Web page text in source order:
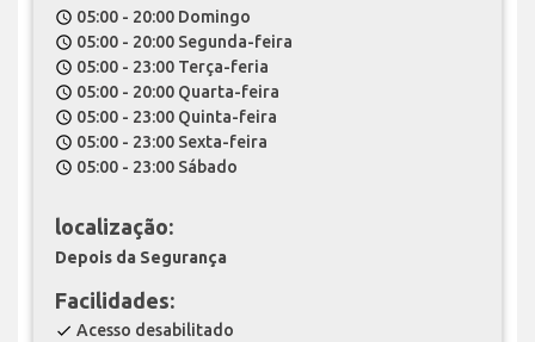
schedule 05:00 - 20:00 Domingo
schedule 05:00 - 20:00 Segunda-feira
schedule 05:00 - 23:00 Terça-feria
schedule 05:00 - 20:00 Quarta-feira
schedule 05:00 - 23:00 Quinta-feira
schedule 05:00 - 23:00 Sexta-feira
schedule 05:00 - 23:00 Sábado
localização:
Depois da Segurança
Facilidades:
check Acesso desabilitado